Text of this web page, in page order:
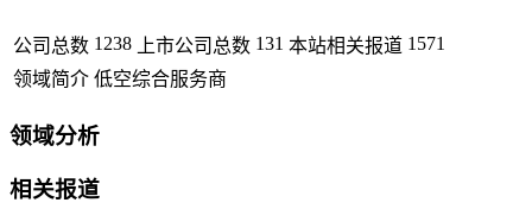
公司总数 1238 上市公司总数 131 本站相关报道 1571
领域简介 低空综合服务商
领域分析
相关报道